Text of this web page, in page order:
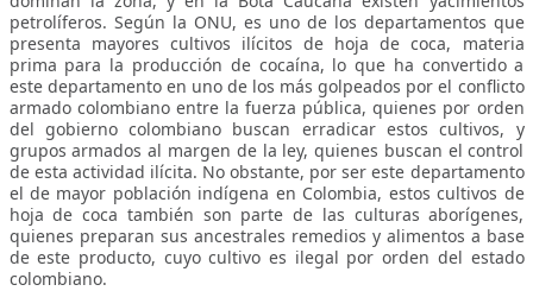
petrolíferos. Según la ONU, es uno de los departamentos que
presenta mayores cultivos ilícitos de hoja de coca, materia
prima para la producción de cocaína, lo que ha convertido a
este departamento en uno de los más golpeados por el conflicto
armado colombiano entre la fuerza pública, quienes por orden
del gobierno colombiano buscan erradicar estos cultivos, y
grupos armados al margen de la ley, quienes buscan el control
de esta actividad ilícita. No obstante, por ser este departamento
el de mayor población indígena en Colombia, estos cultivos de
hoja de coca también son parte de las culturas aborígenes,
quienes preparan sus ancestrales remedios y alimentos a base
de este producto, cuyo cultivo es ilegal por orden del estado
colombiano.